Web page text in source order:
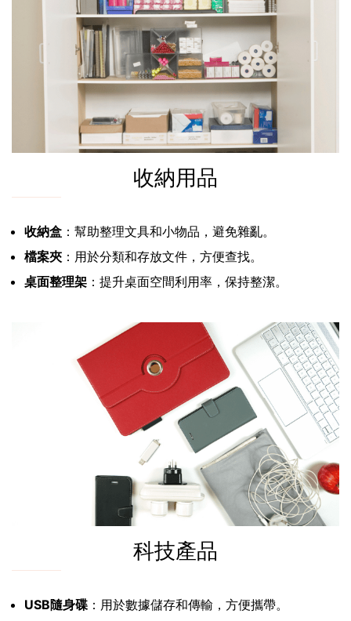
收納用品
收納盒 ：幫助整理文具和小物品，避免雜亂。
檔案夾 ：用於分類和存放文件，方便查找。
桌面整理架 ：提升桌面空間利用率，保持整潔。
科技產品
USB隨身碟 ：用於數據儲存和傳輸，方便攜帶。